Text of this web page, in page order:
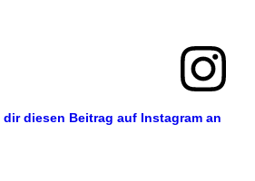
dir diesen Beitrag auf Instagram an